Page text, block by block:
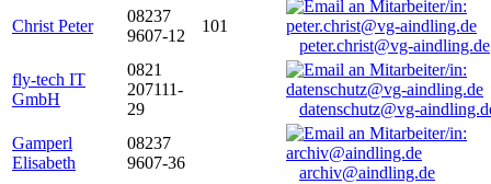
Christ Peter
08237
9607-12
101
peter.christ@vg-aindling.de
fly-tech IT
GmbH
0821
207111-
29
datenschutz@vg-
Gamperl
Elisabeth
08237
9607-36
archiv@aindling.de